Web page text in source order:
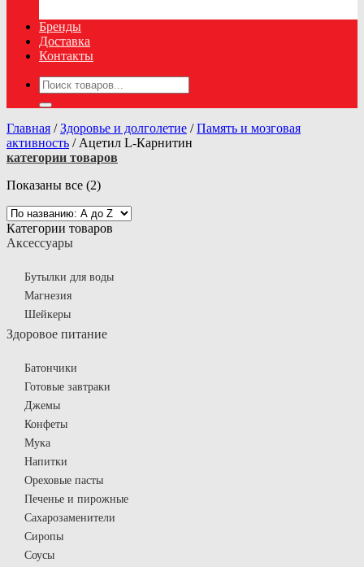
Бренды
Доставка
Контакты
Искать:
Главная / Здоровье и долголетие / Память и мозговая
активность /Ацетил L-Карнитин
категории товаров
Показаны все (2)
Категории товаров
Аксессуары
Бутылки для воды
Магнезия
Шейкеры
Здоровое питание
Батончики
Готовые завтраки
Джемы
Конфеты
Мука
Напитки
Ореховые пасты
Печенье и пирожные
Сахарозаменители
Сиропы
Соусы